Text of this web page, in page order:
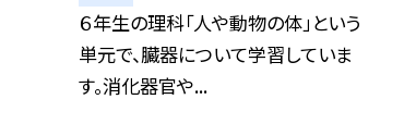
６年生の理科「人や動物の体」という
単元で、臓器について学習していま
す。消化器官や...